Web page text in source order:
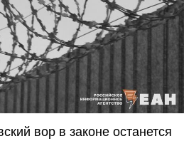
вор в законе останется